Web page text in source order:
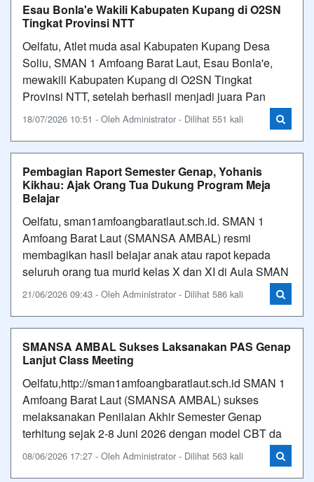
Esau Bonla'e Wakili Kabupaten Kupang di O2SN
Tingkat Provinsi NTT
Oelfatu, Atlet muda asal Kabupaten Kupang Desa
Soliu, SMAN 1 Amfoang Barat Laut, Esau Bonla'e,
mewakili Kabupaten Kupang di O2SN Tingkat
Provinsi NTT, setelah berhasil menjadi juara Pan
18/07/2026 10:51 - Oleh Administrator - Dilihat 551 kali
Pembagian Raport Semester Genap, Yohanis
Kikhau: Ajak Orang Tua Dukung Program Meja
Belajar
Oelfatu, sman1amfoangbaratlaut.sch.id. SMAN 1
Amfoang Barat Laut (SMANSA AMBAL) resmi
membagikan hasil belajar anak atau rapot kepada
seluruh orang tua murid kelas X dan XI di Aula SMAN
21/06/2026 09:43 - Oleh Administrator - Dilihat 586 kali
SMANSA AMBAL Sukses Laksanakan PAS Genap
Lanjut Class Meeting
Oelfatu,http://sman1amfoangbaratlaut.sch.id SMAN 1
Amfoang Barat Laut (SMANSA AMBAL) sukses
melaksanakan Penilaian Akhir Semester Genap
terhitung sejak 2-8 Juni 2026 dengan model CBT da
08/06/2026 17:27 - Oleh Administrator - Dilihat 563 kali